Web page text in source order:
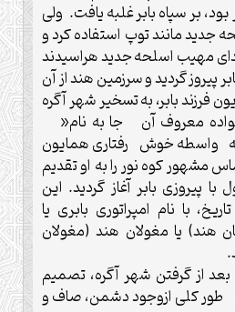
بر سپاه بابر غلبه یافت. ولی
جدید مانند توپ استفاده کرد و
مهیب اسلحه جدید هراسیدند
پیروز گردید و سرزمین هند از آن
فرزند بابر، به تسخیر شهر آگره
معروف آن جا به نام«
واسطه خوش رفتاری همایون
مشهور کوه نور را به او تقدیم
پیروزی بابر آغاز گردید. این
با نام امپراتوری بابری یا
هند) یا مغولان هند (مغولان
از گرفتن شهر آگره، تصمیم
طور کلی ازوجود دشمن، صاف و